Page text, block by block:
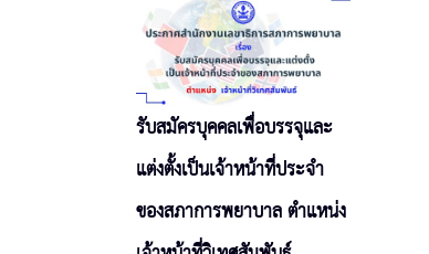
รับสมัครบุคคลเพื่อบรรจุและ
แต่งตั้งเป็นเจ้าหน้าที่ประจำ
ของสภาการพยาบาล ตำแหน่ง